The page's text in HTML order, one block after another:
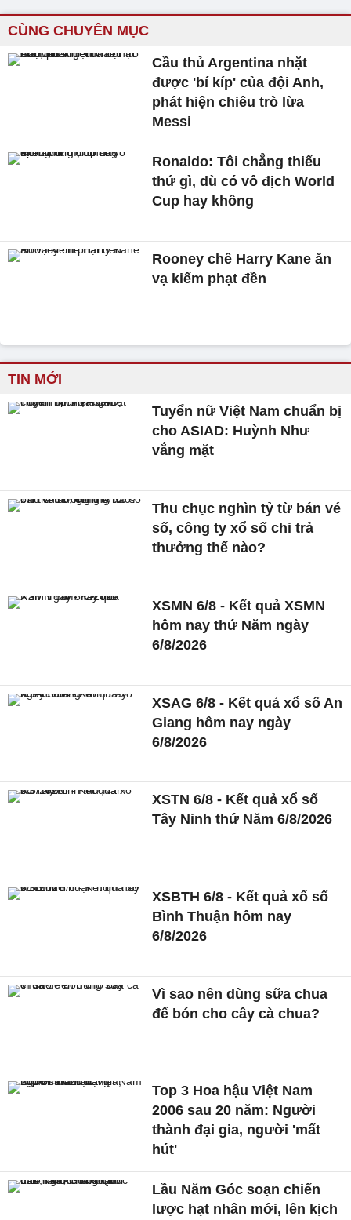
CÙNG CHUYÊN MỤC
Cầu thủ Argentina nhặt
được 'bí kíp' của đội Anh,
phát hiện chiêu trò lừa
Messi
Ronaldo: Tôi chẳng thiếu
thứ gì, dù có vô địch World
Cup hay không
Rooney chê Harry Kane ăn
vạ kiếm phạt đền
TIN MỚI
Tuyển nữ Việt Nam chuẩn bị
cho ASIAD: Huỳnh Như
vắng mặt
Thu chục nghìn tỷ từ bán vé
số, công ty xổ số chi trả
thưởng thế nào?
XSMN 6/8 - Kết quả XSMN
hôm nay thứ Năm ngày
6/8/2026
XSAG 6/8 - Kết quả xổ số An
Giang hôm nay ngày
6/8/2026
XSTN 6/8 - Kết quả xổ số
Tây Ninh thứ Năm 6/8/2026
XSBTH 6/8 - Kết quả xổ số
Bình Thuận hôm nay
6/8/2026
Vì sao nên dùng sữa chua
để bón cho cây cà chua?
Top 3 Hoa hậu Việt Nam
2006 sau 20 năm: Người
thành đại gia, người 'mất
hút'
Lầu Năm Góc soạn chiến
lược hạt nhân mới, lên kịch